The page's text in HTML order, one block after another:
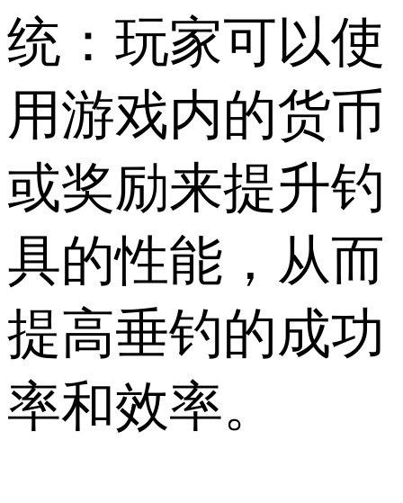
统：玩家可以使
用游戏内的货币
或奖励来提升钓
具的性能，从而
提高垂钓的成功
率和效率。